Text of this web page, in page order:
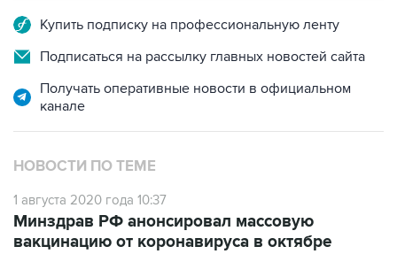
Купить подписку на профессиональную ленту
Подписаться на рассылку главных новостей сайта
Получать оперативные новости в официальном
канале
НОВОСТИ ПО ТЕМЕ
1 августа 2020 года 10:37
Минздрав РФ анонсировал массовую
вакцинацию от коронавируса в октябре